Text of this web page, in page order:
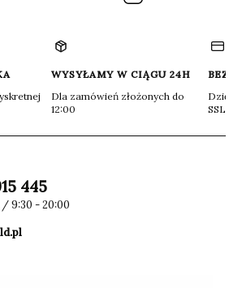
się
WYSYŁAMY W CIĄGU 24H
Dla zamówień złożonych do
12:00
Dzięki
SSL
445
9:30 - 20:00